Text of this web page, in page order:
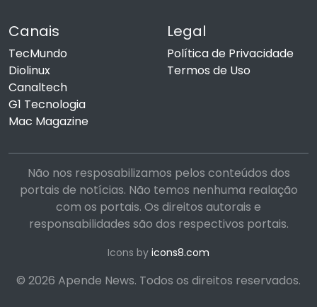
Canais
TecMundo
Diolinux
Canaltech
G1 Tecnologia
Mac Magazine
Legal
Política de Privacidade
Termos de Uso
Não nos resposabilizamos pelos conteúdos dos
portais de notícias. Não temos nenhuma realação
com os portais. Os direitos autorais e
responsabilidades são dos respectivos portais.
Icons by icons8.com
© 2026 Apende News. Todos os direitos reservados.